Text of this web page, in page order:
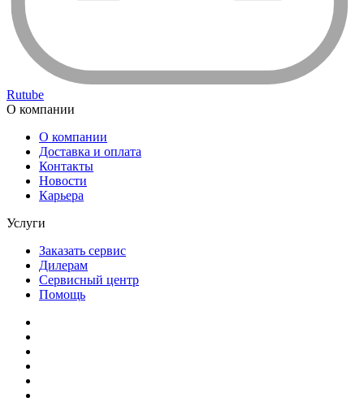
Rutube
О компании
О компании
Доставка и оплата
Контакты
Новости
Карьера
Услуги
Заказать сервис
Дилерам
Сервисный центр
Помощь